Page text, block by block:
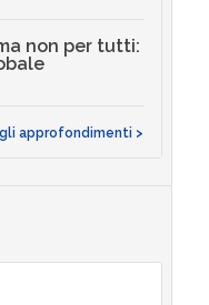
non per tutti:
approfondimenti >